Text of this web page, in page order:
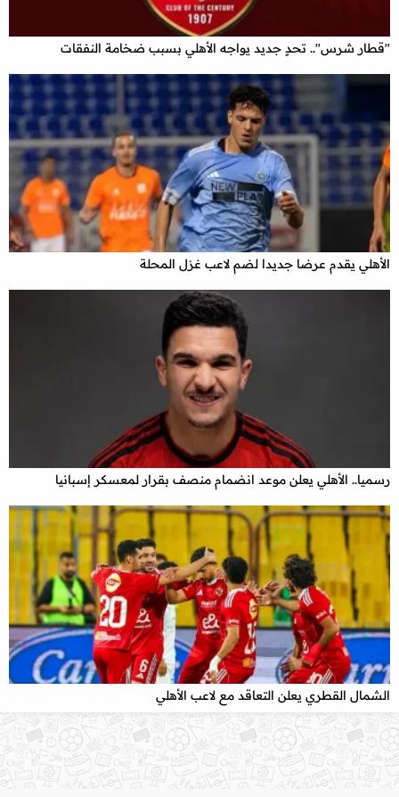
"قطار شرس".. تحدٍ جديد يواجه الأهلي بسبب ضخامة النفقات
الأهلي يقدم عرضا جديدا لضم لاعب غزل المحلة
رسميا.. الأهلي يعلن موعد انضمام منصف بقرار لمعسكر إسبانيا
الشمال القطري يعلن التعاقد مع لاعب الأهلي
x